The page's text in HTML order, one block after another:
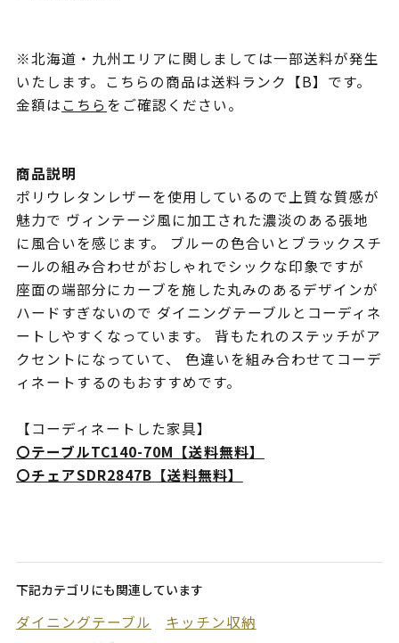
※北海道・九州エリアに関しましては一部送料が発生
いたします。こちらの商品は送料ランク【B】です。
金額はこちらをご確認ください。
商品説明
ポリウレタンレザーを使用しているので上質な質感が
魅力で ヴィンテージ風に加工された濃淡のある張地
に風合いを感じます。 ブルーの色合いとブラックスチ
ールの組み合わせがおしゃれでシックな印象ですが
座面の端部分にカーブを施した丸みのあるデザインが
ハードすぎないので ダイニングテーブルとコーディネ
ートしやすくなっています。 背もたれのステッチがア
クセントになっていて、 色違いを組み合わせてコーデ
ィネートするのもおすすめです。
【コーディネートした家具】
〇テーブルTC140-70M【送料無料】
〇チェアSDR2847B【送料無料】
下記カテゴリにも関連しています
ダイニングテーブル
キッチン収納